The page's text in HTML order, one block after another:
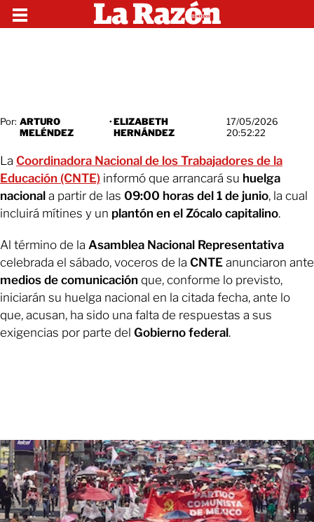
Por: ARTURO
MELÉNDEZ
· ELIZABETH
HERNÁNDEZ
17/05/2026
20:52:22
La Coordinadora Nacional de los Trabajadores de la
Educación (CNTE) informó que arrancará su huelga
nacional a partir de las 09:00 horas del 1 de junio, la cual
incluirá mítines y un plantón en el Zócalo capitalino.
Al término de la Asamblea Nacional Representativa
celebrada el sábado, voceros de la CNTE anunciaron ante
medios de comunicación que, conforme lo previsto,
iniciarán su huelga nacional en la citada fecha, ante lo
que, acusan, ha sido una falta de respuestas a sus
exigencias por parte del Gobierno federal.